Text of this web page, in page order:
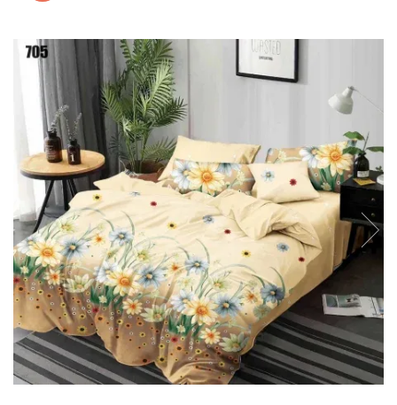
Lenjerii de pat Catifea
Lenjerii de pat Damasc
Lenjerii de pat Finet + 2 Draperii
Lenjerii de pat Finet cu PLIURI
Lenjerii de pat finet Home
Lenjerii de pat Saten 4 piese cu
elastic